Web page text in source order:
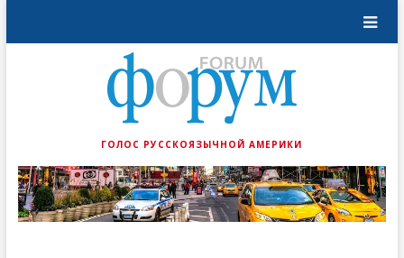
ГОЛОС РУССКОЯЗЫЧНОЙ АМЕРИКИ